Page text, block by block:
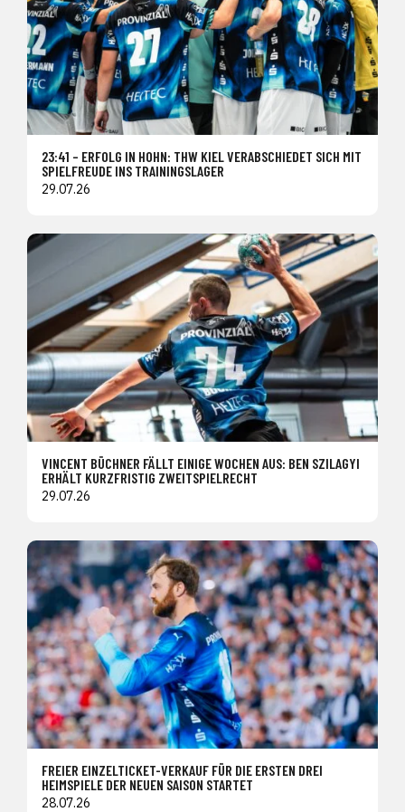
23:41 – ERFOLG IN HOHN: THW KIEL VERABSCHIEDET SICH MIT
SPIELFREUDE INS TRAININGSLAGER
29.07.26
VINCENT BÜCHNER FÄLLT EINIGE WOCHEN AUS: BEN SZILAGYI
ERHÄLT KURZFRISTIG ZWEITSPIELRECHT
29.07.26
FREIER EINZELTICKET-VERKAUF FÜR DIE ERSTEN DREI
HEIMSPIELE DER NEUEN SAISON STARTET
28.07.26